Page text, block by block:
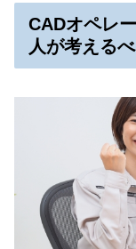
CADオペレ
人が考える